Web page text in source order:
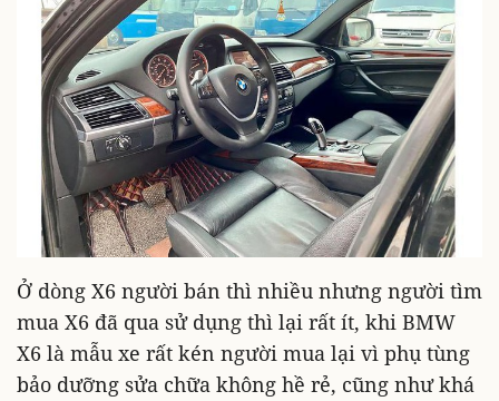
Ở dòng X6 người bán thì nhiều nhưng người tìm
mua X6 đã qua sử dụng thì lại rất ít, khi BMW
X6 là mẫu xe rất kén người mua lại vì phụ tùng
bảo dưỡng sửa chữa không hề rẻ, cũng như khá